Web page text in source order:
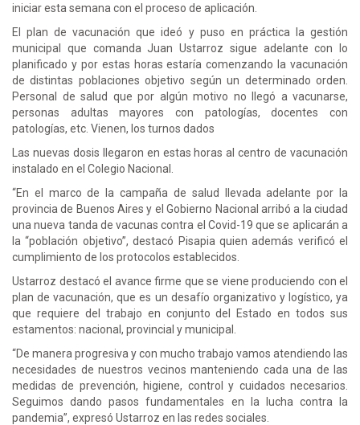
iniciar esta semana con el proceso de aplicación.
El plan de vacunación que ideó y puso en práctica la gestión
municipal que comanda Juan Ustarroz sigue adelante con lo
planificado y por estas horas estaría comenzando la vacunación
de distintas poblaciones objetivo según un determinado orden.
Personal de salud que por algún motivo no llegó a vacunarse,
personas adultas mayores con patologías, docentes con
patologías, etc. Vienen, los turnos dados
Las nuevas dosis llegaron en estas horas al centro de vacunación
instalado en el Colegio Nacional.
“En el marco de la campaña de salud llevada adelante por la
provincia de Buenos Aires y el Gobierno Nacional arribó a la ciudad
una nueva tanda de vacunas contra el Covid-19 que se aplicarán a
la “población objetivo”, destacó Pisapia quien además verificó el
cumplimiento de los protocolos establecidos.
Ustarroz destacó el avance firme que se viene produciendo con el
plan de vacunación, que es un desafío organizativo y logístico, ya
que requiere del trabajo en conjunto del Estado en todos sus
estamentos: nacional, provincial y municipal.
“De manera progresiva y con mucho trabajo vamos atendiendo las
necesidades de nuestros vecinos manteniendo cada una de las
medidas de prevención, higiene, control y cuidados necesarios.
Seguimos dando pasos fundamentales en la lucha contra la
pandemia”, expresó Ustarroz en las redes sociales.